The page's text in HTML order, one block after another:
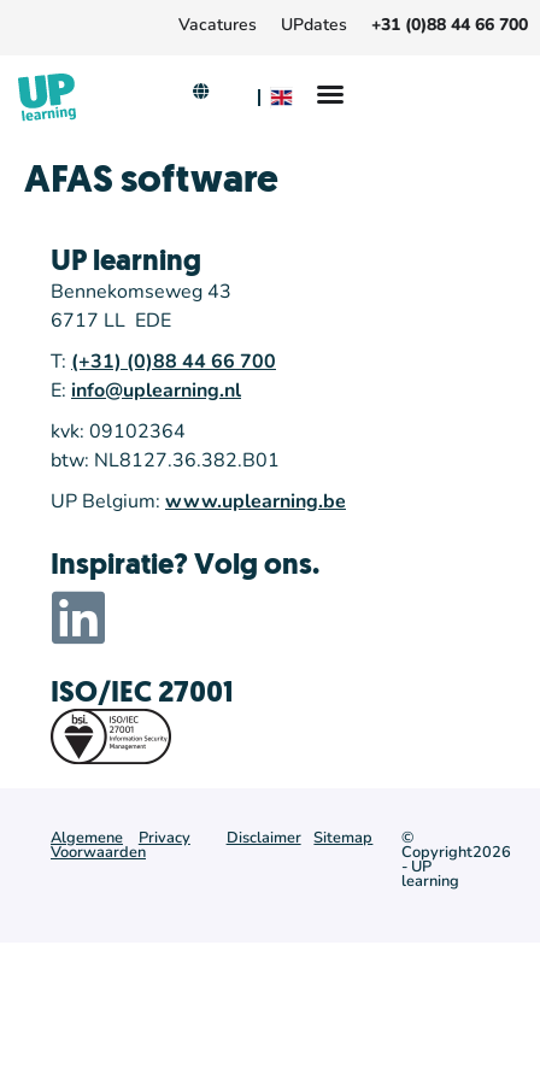
Vacatures UPdates +31 (0)88 44 66 700
AFAS software
UP learning
Bennekomseweg 43
6717 LL EDE
T: (+31) (0)88 44 66 700
E: info@uplearning.nl
kvk: 09102364
btw: NL8127.36.382.B01
UP Belgium: www.uplearning.be
Inspiratie? Volg ons.
ISO/IEC 27001
Algemene
Voorwaarden
Privacy Disclaimer Sitemap ©
Copyright2026
- UP
learning